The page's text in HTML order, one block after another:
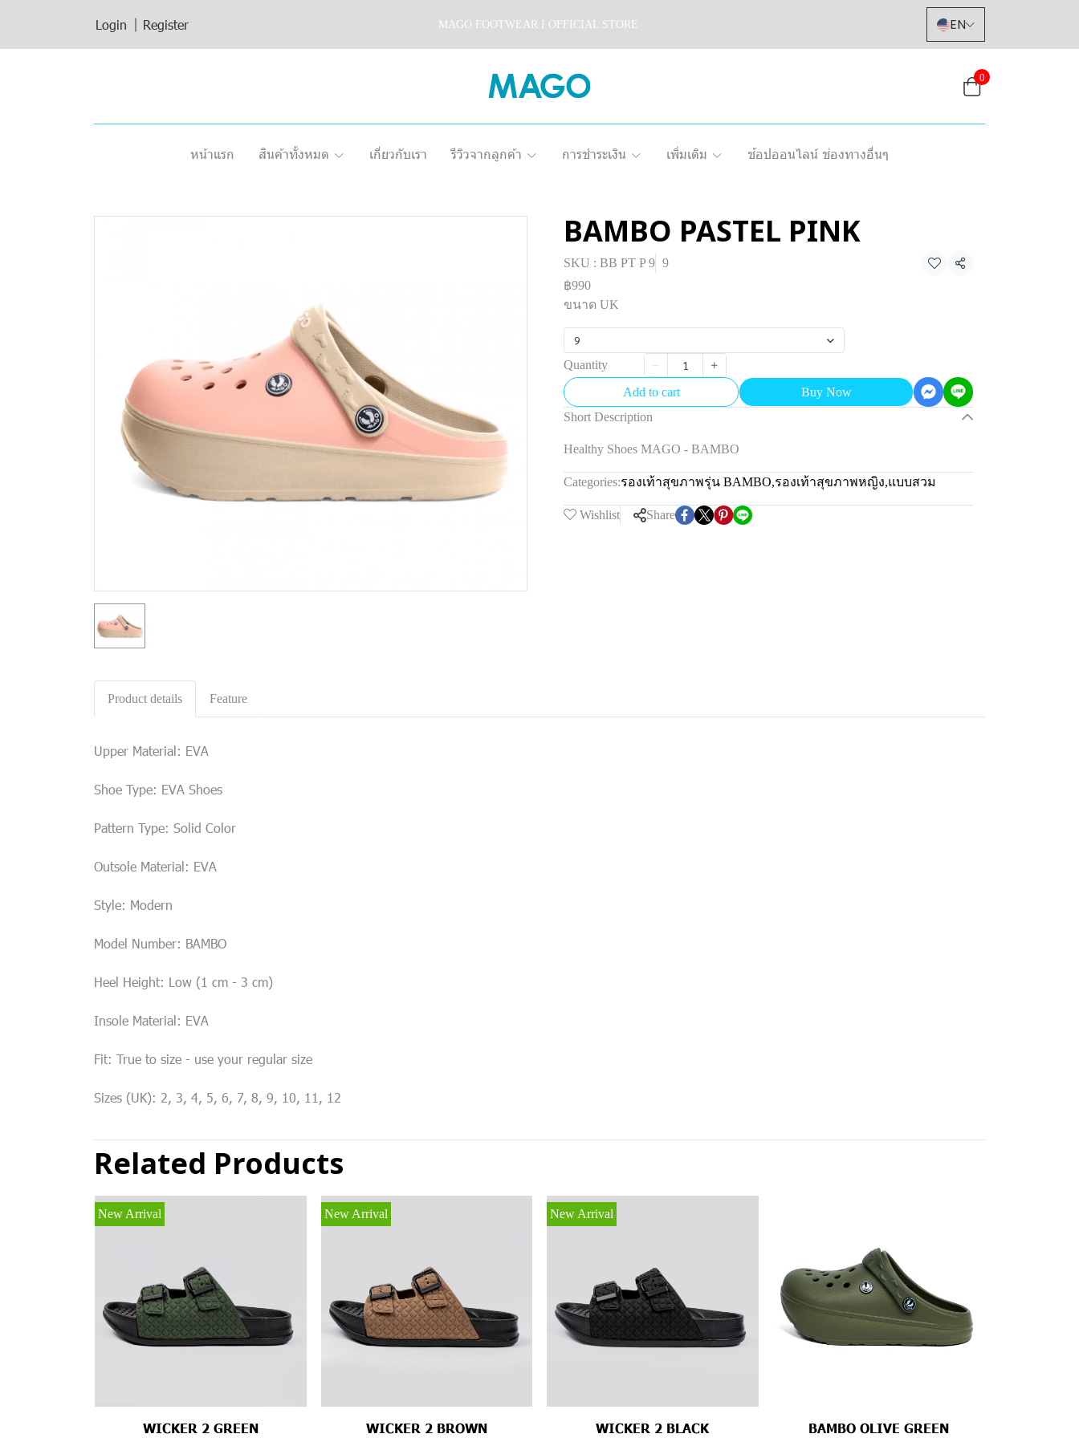
Login Register MAGO FOOTWEAR I OFFICIAL STORE EN
0
หน้าแรก สินค้าทั้งหมด เกี่ยวกับเรา รีวิวจากลูกค้า การชำระเงิน เพิ่มเติม ช้อปออนไลน์ ช่องทางอื่นๆ
BAMBO PASTEL PINK
SKU : BB PT P 9 9
Share
฿990
ขนาด UK
9
Quantity
Add to cart
Buy Now
Short Description
Healthy Shoes MAGO - BAMBO
Categories:รองเท้าสุขภาพรุ่น BAMBO,รองเท้าสุขภาพหญิง,แบบสวม
Wishlist Share
Product details Feature
Upper Material: EVA
Shoe Type: EVA Shoes
Pattern Type: Solid Color
Outsole Material: EVA
Style: Modern
Model Number: BAMBO
Heel Height: Low (1 cm - 3 cm)
Insole Material: EVA
Fit: True to size - use your regular size
Sizes (UK): 2, 3, 4, 5, 6, 7, 8, 9, 10, 11, 12
Related Products
New Arrival
WICKER 2 GREEN
New Arrival
WICKER 2 BROWN
New Arrival
WICKER 2 BLACK BAMBO OLIVE GREEN